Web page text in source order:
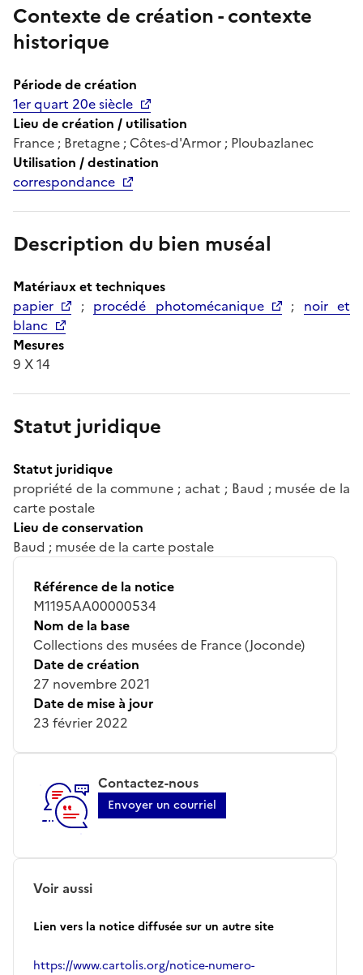
Contexte de création - contexte
historique
Période de création
1er quart 20e siècle
Lieu de création / utilisation
France ; Bretagne ; Côtes-d'Armor ; Ploubazlanec
Utilisation / destination
correspondance
Description du bien muséal
Matériaux et techniques
papier
; procédé photomécanique ; noir et
blanc
Mesures
9 X 14
Statut juridique
Statut juridique
propriété de la commune ; achat ; Baud ; musée de la
carte postale
Lieu de conservation
Baud ; musée de la carte postale
Référence de la notice
M1195AA00000534
Nom de la base
Collections des musées de France (Joconde)
Date de création
27 novembre 2021
Date de mise à jour
23 février 2022
Contactez-nous
Envoyer un courriel
Voir aussi
Lien vers la notice diffusée sur un autre site
https://www.cartolis.org/notice-numero-